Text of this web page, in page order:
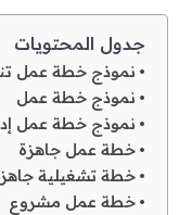
جدول المحتويات
نموذج خطة عمل
نموذج خطة عمل
نموذج خطة عمل
خطة عمل جاهزة
خطة تشغيلية
خطة عمل مشروع